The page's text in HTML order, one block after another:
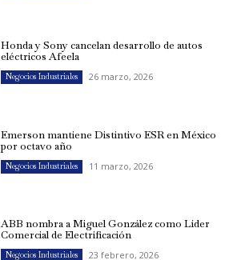
Honda y Sony cancelan desarrollo de autos
eléctricos Afeela
Negocios Industriales 26 marzo, 2026
Emerson mantiene Distintivo ESR en México
por octavo año
Negocios Industriales 11 marzo, 2026
ABB nombra a Miguel González como Líder
Comercial de Electrificación
Negocios Industriales 23 febrero, 2026